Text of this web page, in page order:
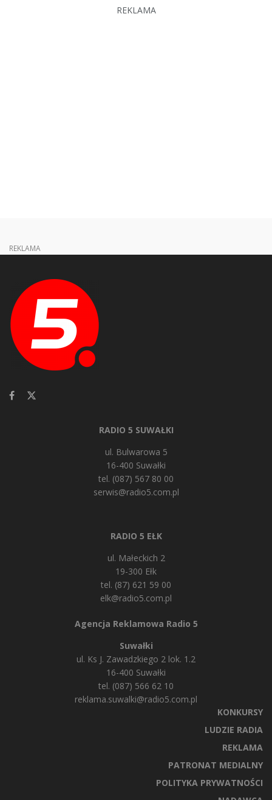
REKLAMA
REKLAMA
RADIO 5 SUWAŁKI
ul. Bulwarowa 5
16-400 Suwałki
tel. (087) 567 80 00
serwis@radio5.com.pl
RADIO 5 EŁK
ul. Małeckich 2
19-300 Ełk
tel. (87) 621 59 00
elk@radio5.com.pl
Agencja Reklamowa Radio 5
Suwałki
ul. Ks J. Zawadzkiego 2 lok. 1.2
16-400 Suwałki
tel. (087) 566 62 10
reklama.suwalki@radio5.com.pl
KONKURSY
LUDZIE RADIA
REKLAMA
PATRONAT MEDIALNY
POLITYKA PRYWATNOŚCI